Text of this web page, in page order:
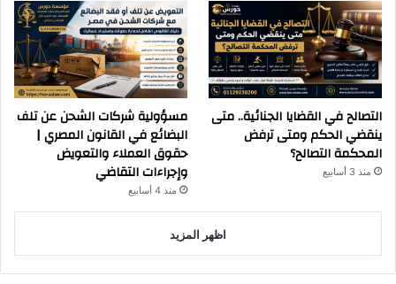
التصالح في القضايا الجنائية.. متى
ينقضي الحكم ومتى ترفض
المحكمة التصالح؟
منذ 3 أسابيع
مسؤولية شركات الشحن عن تلف
البضائع في القانون المصري |
حقوق العملاء والتعويض
وإجراءات التقاضي
منذ 4 أسابيع
اظهر المزيد